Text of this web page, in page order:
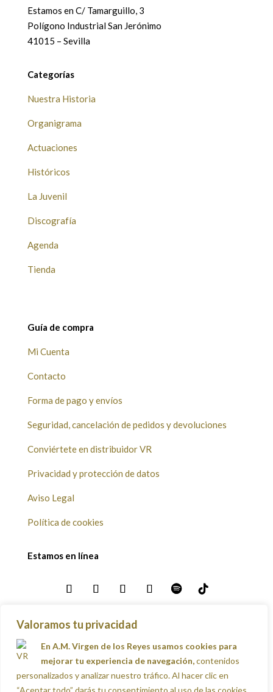
Valoramos tu privacidad
En A.M. Virgen de los Reyes usamos cookies para
mejorar tu experiencia de navegación,contenidos
personalizados y analizar nuestro tráfico. Al hacer clic en
“Aceptar todo” darás tu consentimiento al uso de las cookies.
Estamos enC/ Tamarguillo, 3
Polígono Industrial San Jerónimo
41015 – Sevilla
Categorías
Nuestra Historia
Organigrama
Actuaciones
Históricos
La Juvenil
Discografía
Agenda
Tienda
Guía de compra
Mi Cuenta
Contacto
Forma de pago y envíos
Seguridad, cancelación de pedidos y devoluciones
Conviértete en distribuidor VR
Privacidad y protección de datos
Aviso Legal
Política de cookies
Estamos en línea